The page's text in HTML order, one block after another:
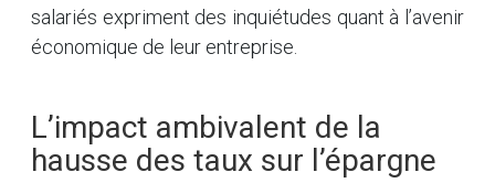
salariés expriment des inquiétudes quant à l’avenir
économique de leur entreprise.
L’impact ambivalent de la
hausse des taux sur l’épargne